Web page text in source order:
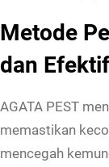
Metode
dan Efektif
AGATA PEST
memastikan
mencegah